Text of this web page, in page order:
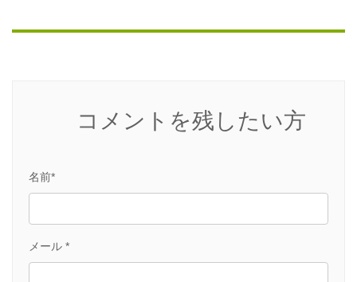
コメントを残したい方
名前*
メール *